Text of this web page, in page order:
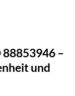
88853946 –
und